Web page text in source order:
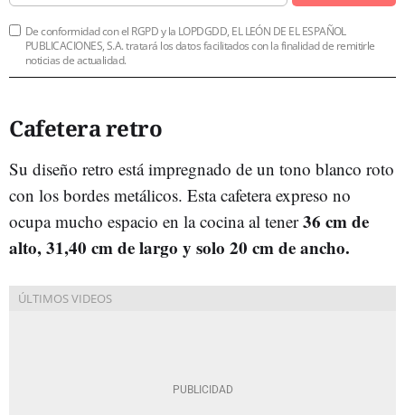
De conformidad con el RGPD y la LOPDGDD, EL LEÓN DE EL ESPAÑOL
PUBLICACIONES, S.A. tratará los datos facilitados con la finalidad de remitirle
noticias de actualidad.
Cafetera retro
Su diseño retro está impregnado de un tono blanco roto
con los bordes metálicos. Esta cafetera expreso no
ocupa mucho espacio en la cocina al tener36 cm de
alto, 31,40 cm de largo y solo 20 cm de ancho.